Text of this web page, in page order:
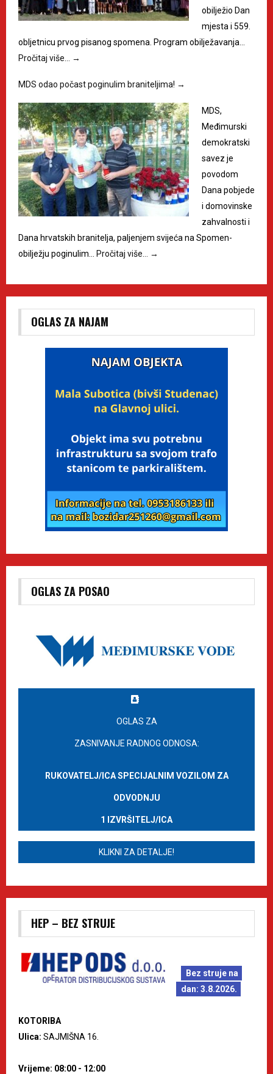
obilježio Dan
mjesta i 559.
obljetnicu prvog pisanog spomena. Program obilježavanja…
Pročitaj više… →
MDS odao počast poginulim braniteljima! →
MDS,
Međimurski
demokratski
savez je
povodom
Dana pobjede
i domovinske
zahvalnosti i
Dana hrvatskih branitelja, paljenjem svijeća na Spomen-
obilježju poginulim… Pročitaj više… →
OGLAS ZA NAJAM
OGLAS ZA POSAO
OGLAS ZA
ZASNIVANJE RADNOG ODNOSA:
RUKOVATELJ/ICA SPECIJALNIM VOZILOM ZA
ODVODNJU
1 IZVRŠITELJ/ICA
KLIKNI ZA DETALJE!
HEP – BEZ STRUJE
Bez struje na
dan: 3.8.2026.
KOTORIBA
Ulica: SAJMIŠNA 16.
Vrijeme: 08:00 - 12:00